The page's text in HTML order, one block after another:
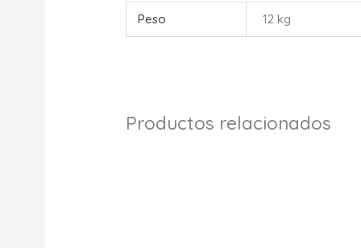
Peso 12 kg
Productos relacionados